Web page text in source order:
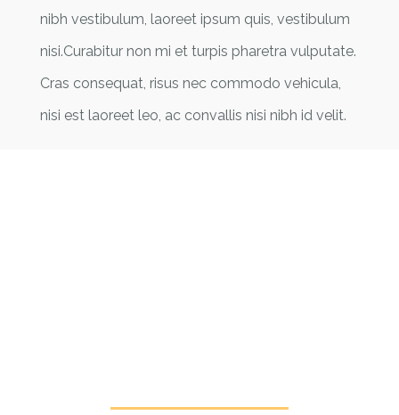
nibh vestibulum, laoreet ipsum quis, vestibulum
nisi.Curabitur non mi et turpis pharetra vulputate.
Cras consequat, risus nec commodo vehicula,
nisi est laoreet leo, ac convallis nisi nibh id velit.